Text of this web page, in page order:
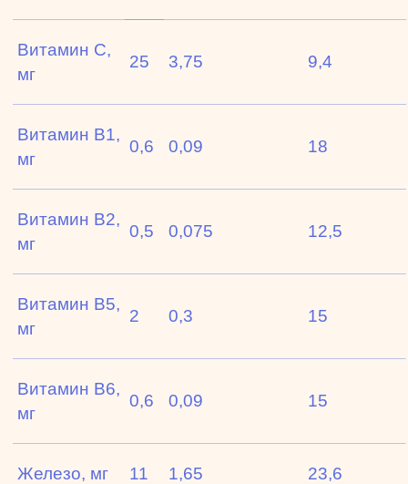
Витамин С,
мг
25 3,75 9,4
Витамин В1,
мг
0,6 0,09 18
Витамин В2,
мг
0,5 0,075 12,5
Витамин В5,
мг
2 0,3 15
Витамин В6,
мг
0,6 0,09 15
Железо, мг 11 1,65 23,6